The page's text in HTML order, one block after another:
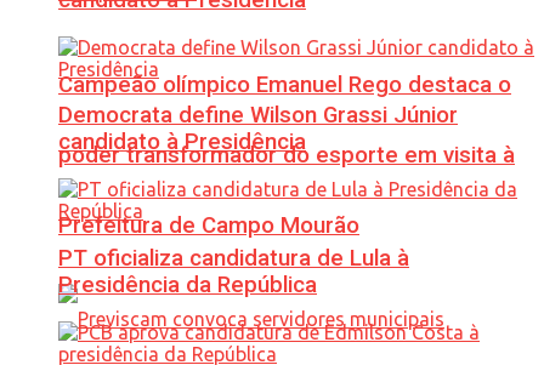
Campeão olímpico Emanuel Rego destaca o
poder transformador do esporte em visita à
Prefeitura de Campo Mourão
Democrata define Wilson Grassi Júnior
candidato à Presidência
PT oficializa candidatura de Lula à
Presidência da República